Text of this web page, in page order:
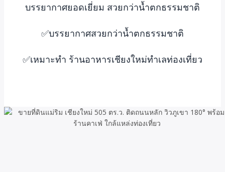
บรรยากาศยอดเยี่ยม สวยกว่าน้ำตกธรรมชาติ
✅บรรยากาศสวยกว่าน้ำตกธรรมชาติ
✅เหมาะทำ ร้านอาหารเชียงใหม่ทำเลท่องเที่ยว